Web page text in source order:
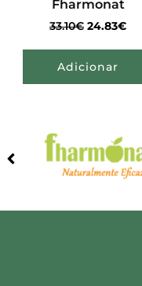
Fharmonat
33.10€ 24.83€
Adicionar